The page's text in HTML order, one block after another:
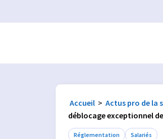
Accueil > Actus pro de la
déblocage exceptionnel
Réglementation Salariés